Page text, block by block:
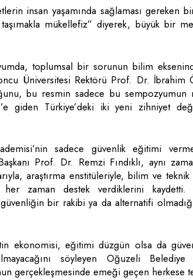
insan yaşamında sağlaması gereken
mükellefiz” diyerek, büyük bir
toplumsal bir sorunun bilim
Üniversitesi Rektörü Prof. Dr.
bu resmin sadece bu sempozyumun
giden Türkiye’deki iki yeni zihniyet
sadece güvenlik eğitimi
Prof. Dr. Remzi Fındıklı, aynı
araştırma enstitüleriyle, bilim ve
her zaman destek verdiklerini
bir rakibi ya da alternatifi
ekonomisi, eğitimi düzgün olsa da
söyleyen Oğuzeli
gerçekleşmesinde emeği geçen herkese